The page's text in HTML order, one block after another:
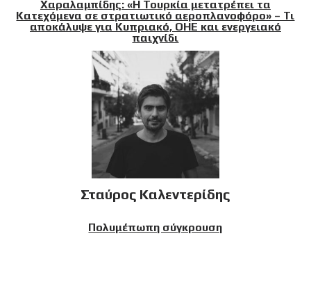
Χαραλαμπίδης: «Η Τουρκία μετατρέπει τα
Κατεχόμενα σε στρατιωτικό αεροπλανοφόρο» – Τι
αποκάλυψε για Κυπριακό, ΟΗΕ και ενεργειακό
παιχνίδι
Σταύρος Καλεντερίδης
Πολυμέπωπη σύγκρουση